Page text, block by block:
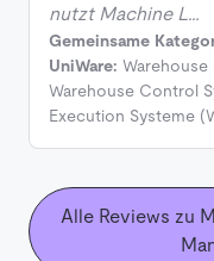
nutzt Machine L…
Gemeinsame
UniWare: Warehouse
Warehouse Control
Execution Systeme
Alle Reviews zu